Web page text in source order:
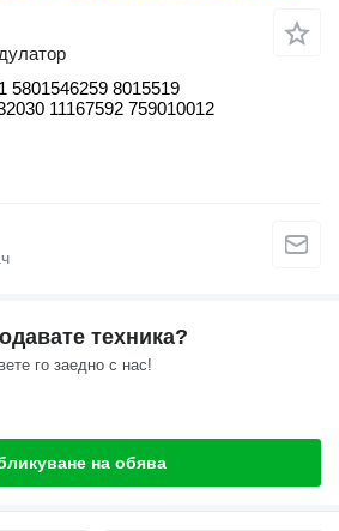
5801546259 8015519
11167592 759010012
техника?
го заедно с нас!
на обява